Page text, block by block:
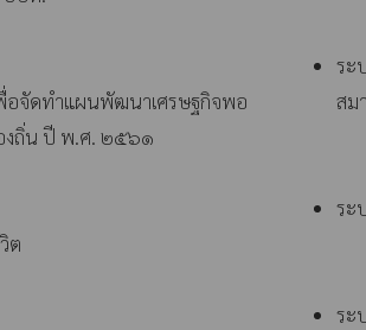
อจัดทำแผนพัฒนาเศรษฐกิจพอ
งถิ่น ปี พ.ศ. ๒๕๖๑
ต
ระ
สม
ร
ระ